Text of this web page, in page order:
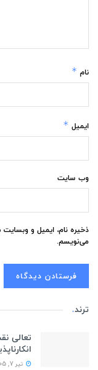
نام *
ایمیل *
وب‌ سایت
ذخیره نام، ایمیل و وبسایت
می‌نویسم.
ترند.
تعالی
تیر 7, 1405